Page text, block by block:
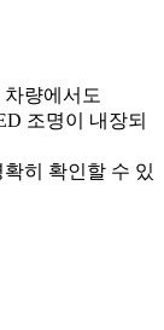
량에서도
조명이 내장되
히 확인할 수 있